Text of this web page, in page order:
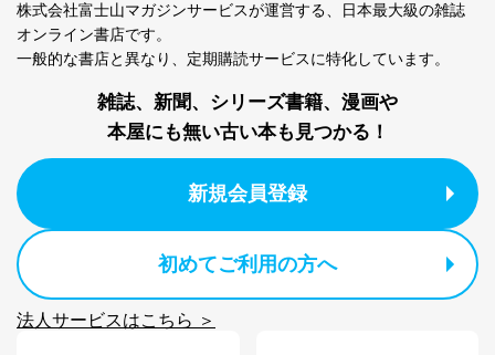
株式会社富士山マガジンサービスが運営する、
日本最大級の雑誌
オンライン書店です。
一般的な書店と異なり、 定期購読サービスに特化しています。
雑誌、新聞、シリーズ書籍、漫画や
本屋にも無い古い本も見つかる！
新規会員登録
初めてご利用の方へ
法人サービスはこちら ＞